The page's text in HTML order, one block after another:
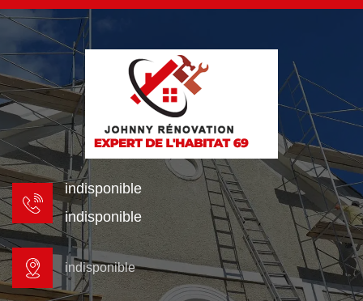
indisponible
indisponible
indisponible